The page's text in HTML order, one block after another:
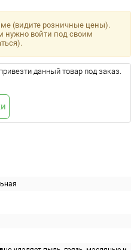
(видите розничные цены).
нужно войти под своим
данный товар под заказ.